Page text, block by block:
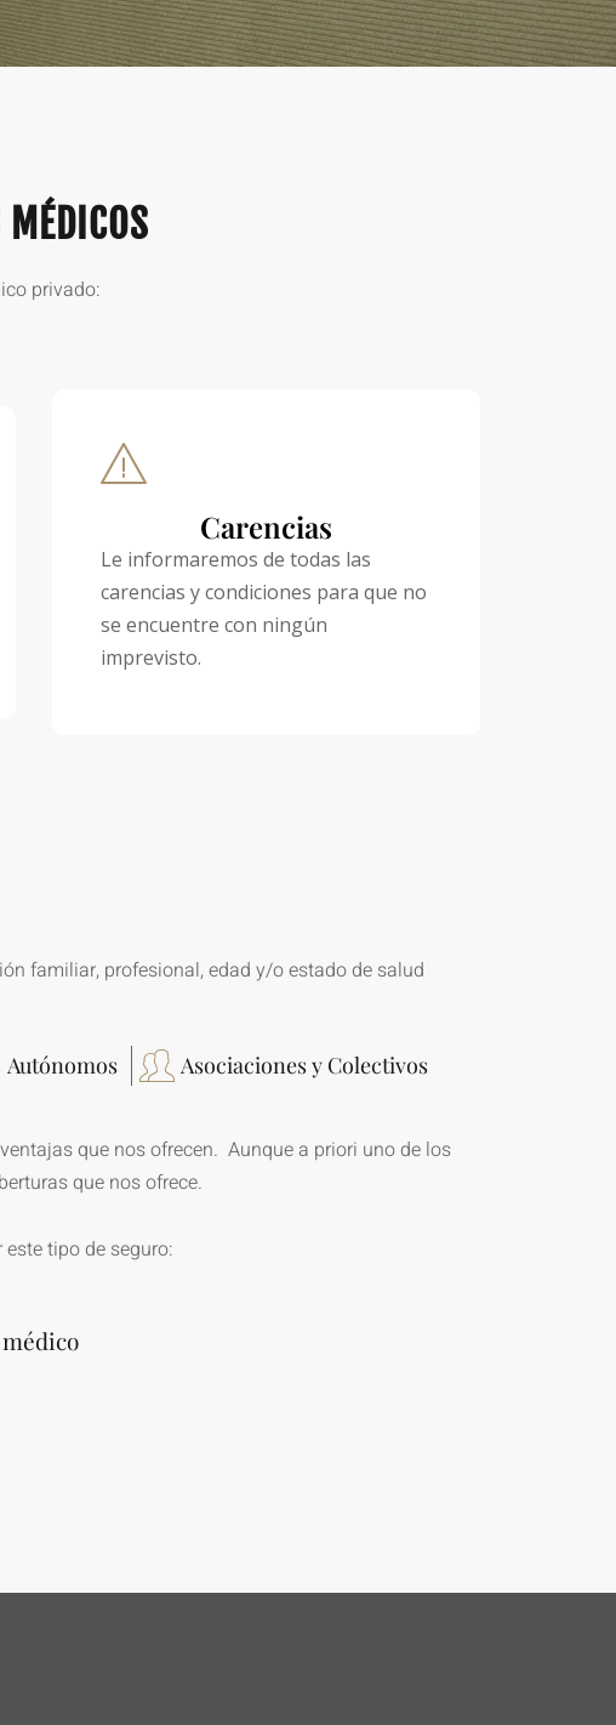
privado:
Carencias
Le informaremos de todas las
carencias y condiciones para que no
se encuentre con ningún
imprevisto.
familiar, profesional, edad y/o estado de salud
Autónomos Asociaciones y Colectivos
que nos ofrecen. Aunque a priori uno de los
que nos ofrece.
tipo de seguro: